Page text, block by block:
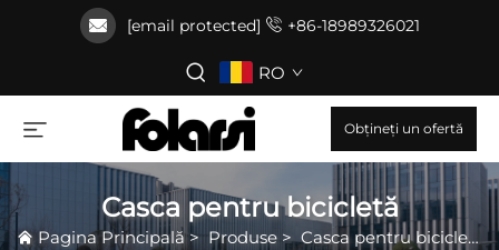
[email protected] +86-18989326021
RO
Obțineți un ofertă
Casca pentru bicicletă
Pagina Principală> Produse >Casca pentru bicicletă